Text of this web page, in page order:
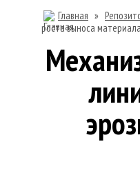
Главная »
роста выноса